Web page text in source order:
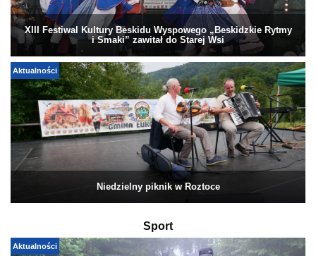
XIII Festiwal Kultury Beskidu Wyspowego „Beskidzkie Rytmy
i Smaki” zawitał do Starej Wsi
Aktualności
Niedzielny piknik w Roztoce
Sport
Aktualności